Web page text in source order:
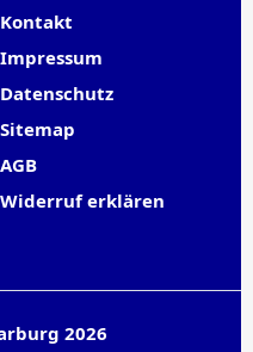
Kontakt
Impressum
Datenschutz
Sitemap
AGB
Widerruf erklären
2026